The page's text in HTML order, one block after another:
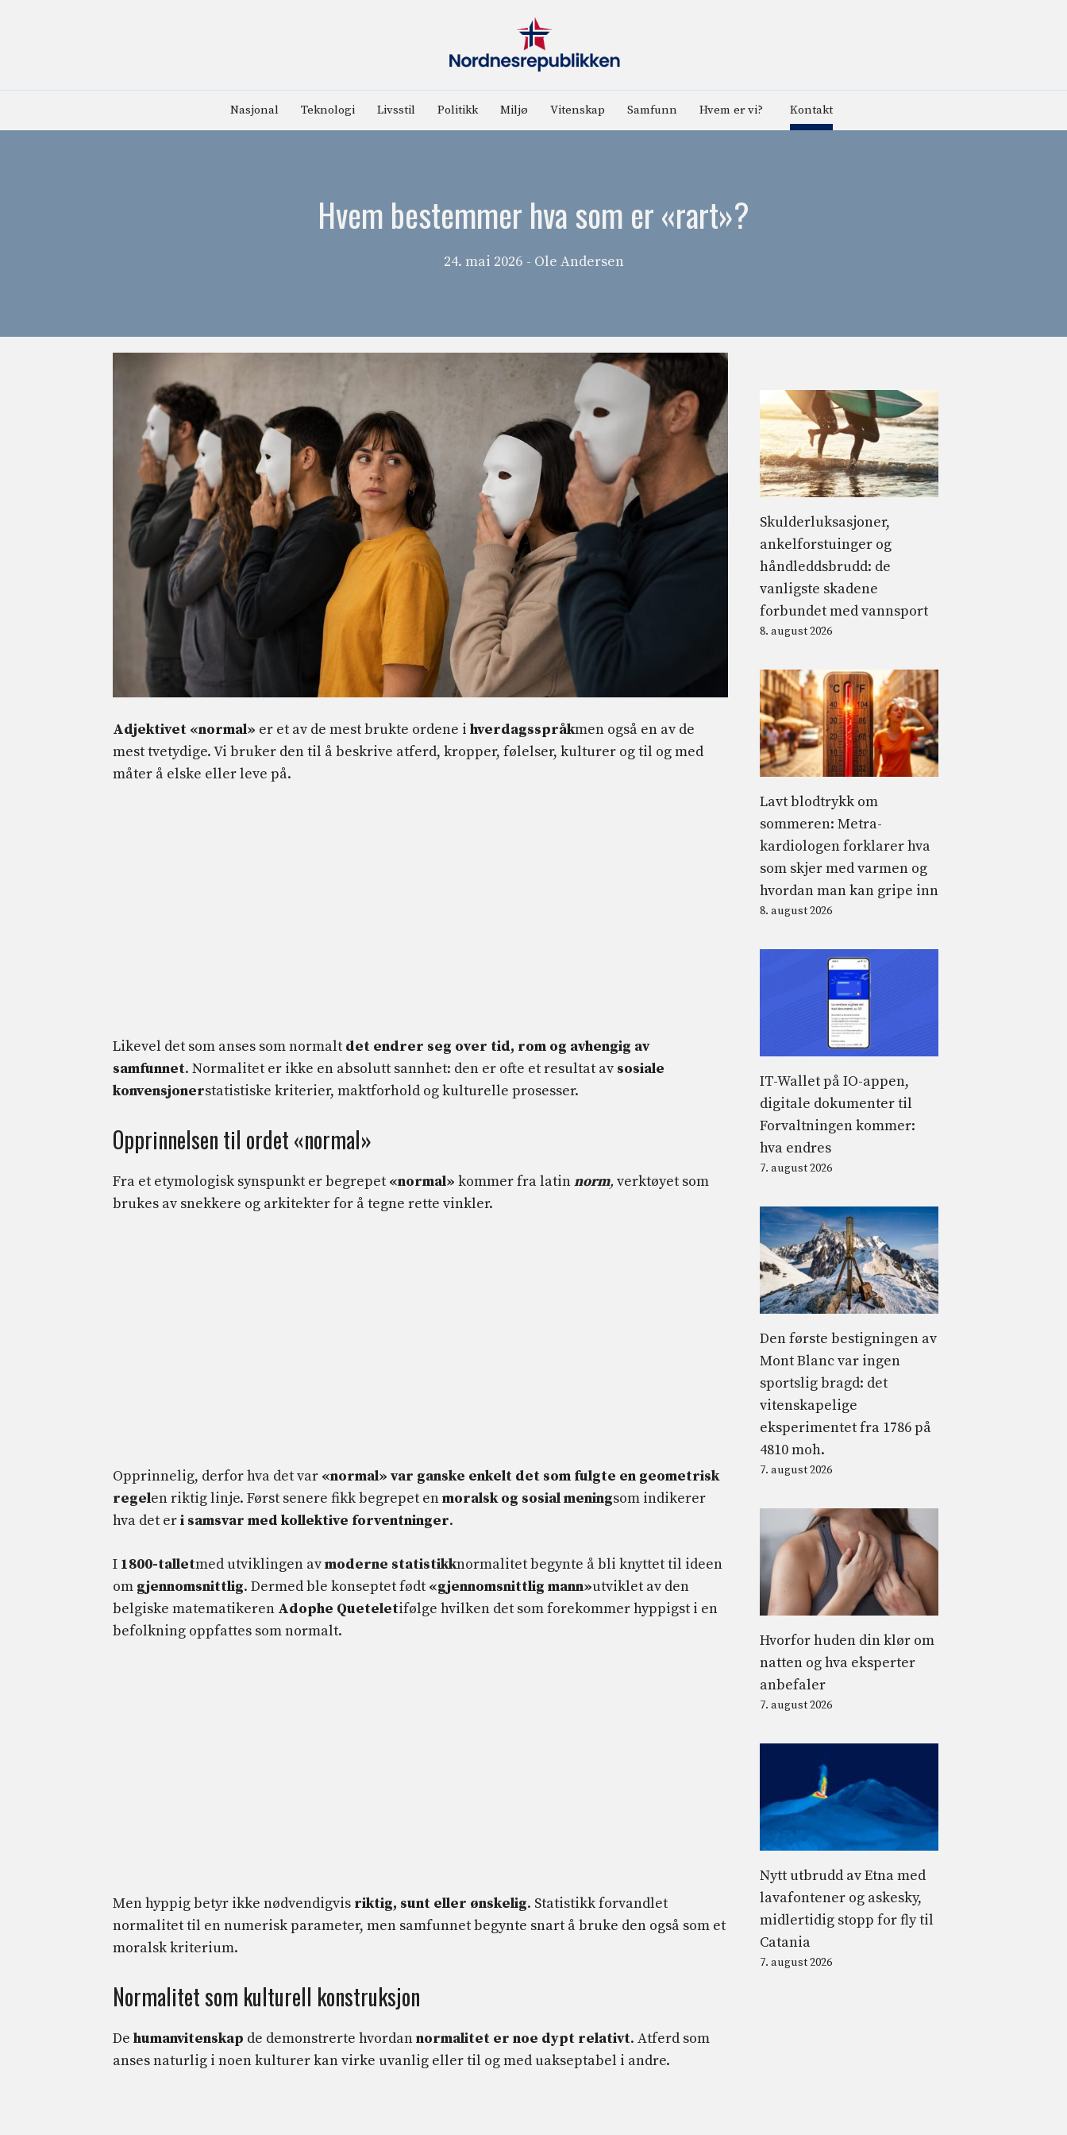
Nasjonal Teknologi Livsstil Politikk Miljø Vitenskap Samfunn Hvem er vi? Kontakt
Hvem bestemmer hva som er «rart»?
24. mai 2026 - Ole Andersen
Adjektivet «normal» er et av de mest brukte ordene i hverdagsspråkmen også en av de
mest tvetydige. Vi bruker den til å beskrive atferd, kropper, følelser, kulturer og til og med
måter å elske eller leve på.
Likevel det som anses som normalt det endrer seg over tid, rom og avhengig av
samfunnet. Normalitet er ikke en absolutt sannhet: den er ofte et resultat av sosiale
konvensjonerstatistiske kriterier, maktforhold og kulturelle prosesser.
Opprinnelsen til ordet «normal»
Fra et etymologisk synspunkt er begrepet «normal» kommer fra latinnorm, verktøyet som
brukes av snekkere og arkitekter for å tegne rette vinkler.
Opprinnelig, derfor hva det var «normal» var ganske enkelt det som fulgte en geometrisk
regelen riktig linje. Først senere fikk begrepet enmoralsk og sosial meningsom indikerer
hva det eri samsvar med kollektive forventninger.
I 1800-talletmed utviklingen avmoderne statistikknormalitet begynte å bli knyttet til ideen
om gjennomsnittlig. Dermed ble konseptet født «gjennomsnittlig mann»utviklet av den
belgiske matematikeren Adophe Queteletifølge hvilken det som forekommer hyppigst i en
befolkning oppfattes som normalt.
Men hyppig betyr ikke nødvendigvis riktig, sunt eller ønskelig. Statistikk forvandlet
normalitet til en numerisk parameter, men samfunnet begynte snart å bruke den også som et
moralsk kriterium.
Normalitet som kulturell konstruksjon
De humanvitenskap de demonstrerte hvordannormalitet er noe dypt relativt. Atferd som
anses naturlig i noen kulturer kan virke uvanlig eller til og med uakseptabel i andre.
Skulderluksasjoner,
ankelforstuinger og
håndleddsbrudd: de
vanligste skadene
forbundet med vannsport
8. august 2026
Lavt blodtrykk om
sommeren: Metra-
kardiologen forklarer hva
som skjer med varmen og
hvordan man kan gripe inn
8. august 2026
IT-Wallet på IO-appen,
digitale dokumenter til
Forvaltningen kommer:
hva endres
7. august 2026
Den første bestigningen av
Mont Blanc var ingen
sportslig bragd: det
vitenskapelige
eksperimentet fra 1786 på
4810 moh.
7. august 2026
Hvorfor huden din klør om
natten og hva eksperter
anbefaler
7. august 2026
Nytt utbrudd av Etna med
lavafontener og askesky,
midlertidig stopp for fly til
Catania
7. august 2026